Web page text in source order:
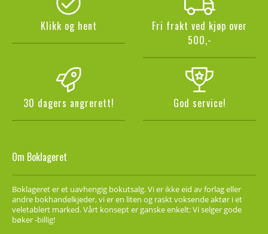
Klikk og hent
Fri frakt ved kjøp over
500,-
30 dagers angrerett! God service!
Om Boklageret
Boklageret er et uavhengig bokutsalg. Vi er ikke eid av forlag eller
andre bokhandelkjeder, vi er en liten og raskt voksende aktør i et
veletablert marked. Vårt konsept er ganske enkelt: Vi selger gode
bøker -billig!